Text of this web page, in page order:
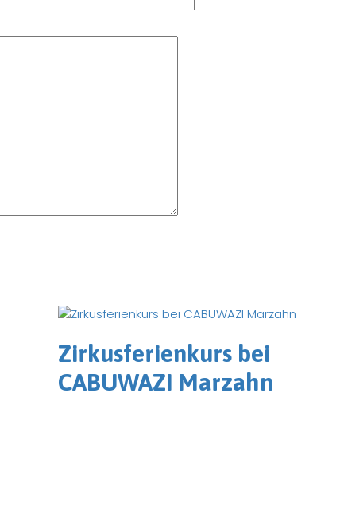
Zirkusferienkurs bei
CABUWAZI Marzahn